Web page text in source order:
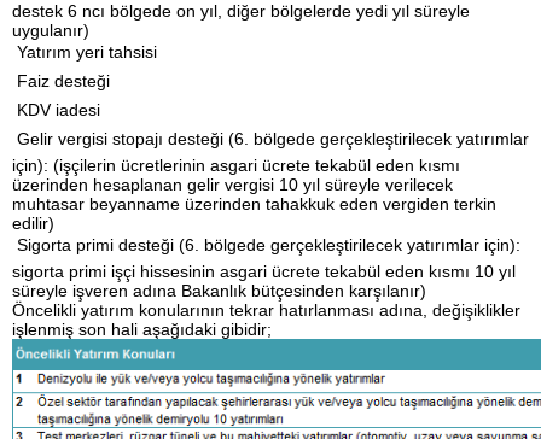
destek 6 ncı bölgede on yıl, diğer bölgelerde yedi yıl süreyle
uygulanır)
 Yatırım yeri tahsisi
 Faiz desteği
 KDV iadesi
 Gelir vergisi stopajı desteği (6. bölgede gerçekleştirilecek yatırımlar
için): (işçilerin ücretlerinin asgari ücrete tekabül eden kısmı
üzerinden hesaplanan gelir vergisi 10 yıl süreyle verilecek
muhtasar beyanname üzerinden tahakkuk eden vergiden terkin
edilir)
 Sigorta primi desteği (6. bölgede gerçekleştirilecek yatırımlar için):
sigorta primi işçi hissesinin asgari ücrete tekabül eden kısmı 10 yıl
süreyle işveren adına Bakanlık bütçesinden karşılanır)
Öncelikli yatırım konularının tekrar hatırlanması adına, değişiklikler
işlenmiş son hali aşağıdaki gibidir;